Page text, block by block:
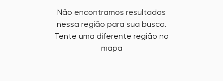
Não encontramos resultados
nessa região para sua busca.
Tente uma diferente região no
mapa